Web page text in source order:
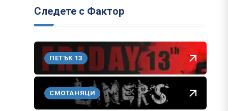
Следете с Фактор
ПЕТЪК 13
СМОТАНЯЦИ